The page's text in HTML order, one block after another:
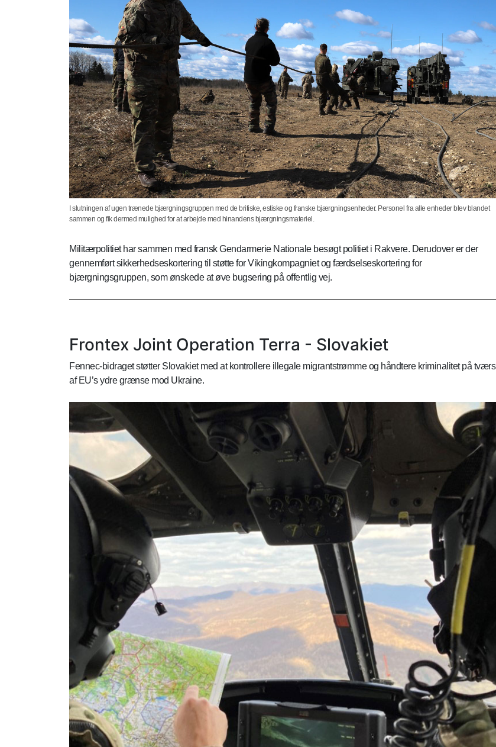
I slutningen af ugen trænede bjærgningsgruppen med de britiske, estiske og franske bjærgningsenheder. Personel fra alle enheder blev blandet
sammen og fik dermed mulighed for at arbejde med hinandens bjærgningsmateriel.
Militærpolitiet har sammen med fransk Gendarmerie Nationale besøgt politiet i Rakvere. Derudover er der
gennemført sikkerhedseskortering til støtte for Vikingkompagniet og færdselseskortering for
bjærgningsgruppen, som ønskede at øve bugsering på offentlig vej.
Frontex Joint Operation Terra - Slovakiet
Fennec-bidraget støtter Slovakiet med at kontrollere illegale migrantstrømme og håndtere kriminalitet på tværs
af EU’s ydre grænse mod Ukraine.